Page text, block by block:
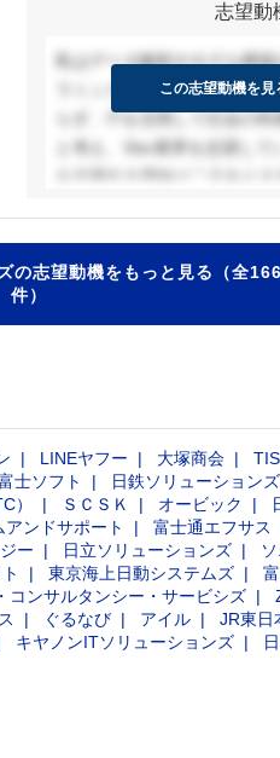
の工程まで継続的に寄り添
プの高度かつ最先端の技術力
ワンストップで柔軟かつ継
ョンを提供しており、私の
した。この強みを持つ貴社
培った課題解決力や、強み
を活かし、お客様の課題解
な未来を創造していきたい。
志望動
私はデータ解析やモデル構
ラミングの有用性を実感し
らず、ITを活用して社会の利
と考え、SIer業界を志望して
を志望する理由は二点あり
しており、その環境で幅広い
多角的な視点を持つSEへと
第二に、システムの構築から
この志望動機を見
の志望動機をもっと見る（全166
件）
LINEヤフー 大塚商会
士ソフト 日鉄ソリューションズ
） ＳＣＳＫ オービック
ンドサポート 富士通エフサス
ー 日立ソリューションズ
東京海上日動システムズ
コンサルタンシー・サービシズ
ぐるなび アイル JR東日
キヤノンITソリューションズ